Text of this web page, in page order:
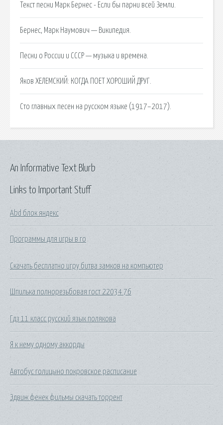
Текст песни Марк Бернес - Если бы парни всей Земли.
Бернес, Марк Наумович — Википедия.
Песни о России и СССР — музыка и времена.
Яков ХЕЛЕМСКИЙ: КОГДА ПОЕТ ХОРОШИЙ ДРУГ.
Cто главных песен на русском языке (1917–2017).
Links to Important Stuff
Abd блок яндекс
Программы для игры в го
Скачать бесплатно игру битва замков на компьютер
Шпилька полнорезьбовая гост 22034 76
Гдз 11 класс русский язык полякова
Я к нему одному аккорды
Автобус голицыно покровское расписание
Эдвиж фенек фильмы скачать торрент
An Informative Text Blurb